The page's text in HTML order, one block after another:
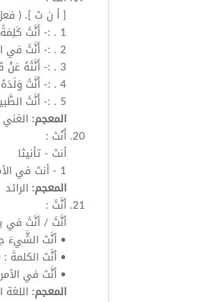
[ أ ن ث ]. (
1 . :-
أَنَّثَ
2 . :-
أَنَّثَ في
3 . :- أَنَّثَهُ عَنْ قَصْدٍ :- : عَدَّهُ
4 . :-
أَنَّثَ
5 . :-
أَنَّثَ
المعجم: الغني
أَنُث :
أنث - تأنيثا
1 -
أنث في
المعجم: الرائد
أنَّثَ :
أنَّثَ /أنَّثَ في
• أنَّث الشَّيءَ
• أنَّث الكلمةَ
• أنَّث في
المعجم: اللغة